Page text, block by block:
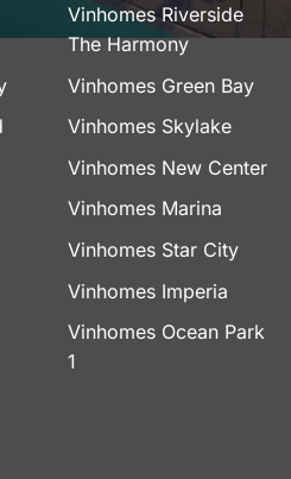
Vinhomes Riverside
The Harmony
Vinhomes Green Bay
Vinhomes Skylake
Vinhomes New Center
Vinhomes Marina
Vinhomes Star City
Vinhomes Imperia
Vinhomes Ocean Park
1